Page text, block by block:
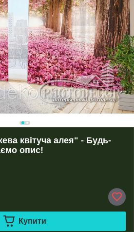
квітуча алея" - Будь-
опис!
Купити